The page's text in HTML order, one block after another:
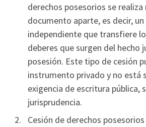
derechos posesorios se
documento aparte, es decir,
independiente que transfiere
deberes que surgen del hecho
posesión. Este tipo de cesión
instrumento privado y no está
exigencia de escritura pública,
jurisprudencia.
Cesión de derechos